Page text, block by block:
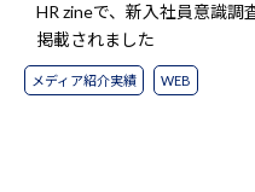
HR zineで、新入社員意識調
掲載されました
メディア紹介実績 WEB